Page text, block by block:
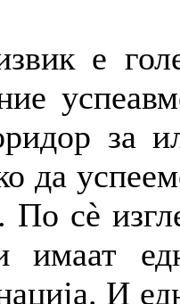
е
за
да
сè
имаат
И